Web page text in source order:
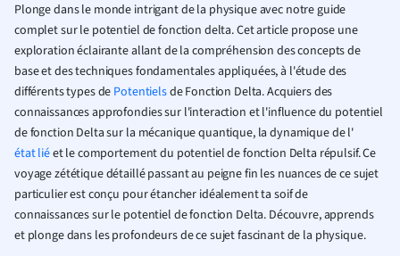
Plonge dans le monde intrigant de la physique avec notre guide
complet sur le potentiel de fonction delta. Cet article propose une
exploration éclairante allant de la compréhension des concepts de
base et des techniques fondamentales appliquées, à l'étude des
différents types de Potentielsde Fonction Delta. Acquiers des
connaissances approfondies sur l'interaction et l'influence du potentiel
de fonction Delta sur la mécanique quantique, la dynamique de l'
état liéet le comportement du potentiel de fonction Delta répulsif. Ce
voyage zététique détaillé passant au peigne fin les nuances de ce sujet
particulier est conçu pour étancher idéalement ta soif de
connaissances sur le potentiel de fonction Delta. Découvre, apprends
et plonge dans les profondeurs de ce sujet fascinant de la physique.